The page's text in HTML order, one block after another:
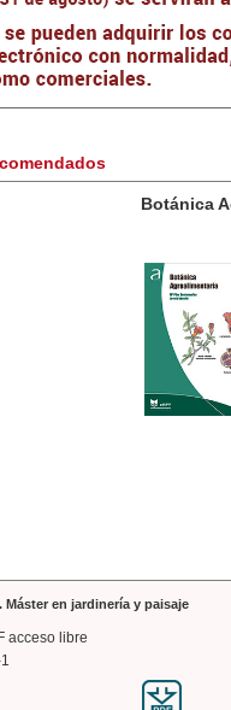
Agroalimentaria
IVA
en jardinería y paisaje
acceso libre